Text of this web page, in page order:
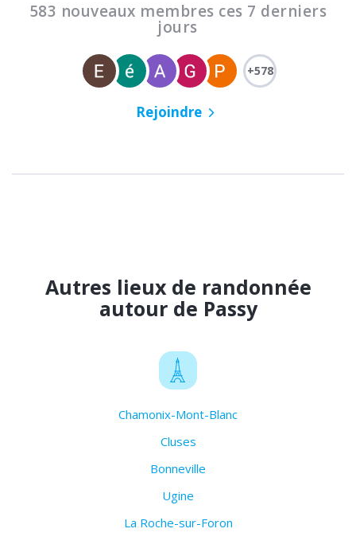
583 nouveaux membres ces 7 derniers
jours
+578
Rejoindre
Autres lieux de randonnée
autour de Passy
Chamonix-Mont-Blanc
Cluses
Bonneville
Ugine
La Roche-sur-Foron